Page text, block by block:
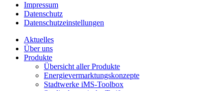
Impressum
Datenschutz
Datenschutzeinstellungen
Aktuelles
Über uns
Produkte
Übersicht aller Produkte
Energievermarktungskonzepte
Stadtwerke iMS-Toolbox